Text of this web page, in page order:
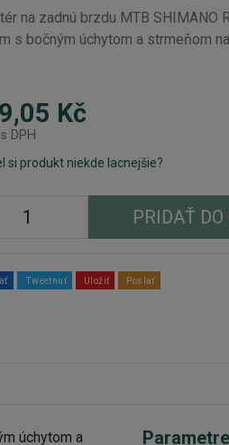
na zadnú brzdu MTB
s bočným úchytom a strmeňom
Kč
DPH
si produkt niekde lacnejšie?
PRIDAŤ
Tweetnuť Uložiť Poslať
úchytom a